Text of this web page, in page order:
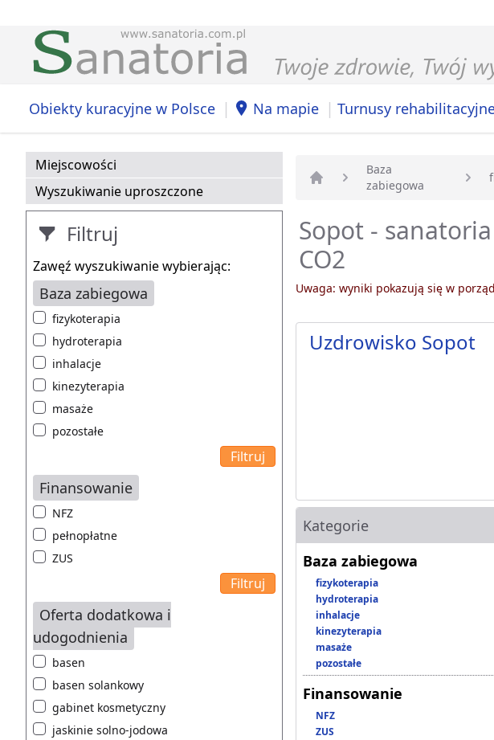
Obiekty kuracyjne w Polsce | Na mapie | Turnusy
Miejscowości
Wyszukiwanie uproszczone
Filtruj
Zawęź wyszukiwanie wybierając:
Baza zabiegowa
fizykoterapia
hydroterapia
inhalacje
kinezyterapia
masaże
pozostałe
Finansowanie
NFZ
pełnopłatne
ZUS
Oferta dodatkowa i
udogodnienia
basen
basen solankowy
gabinet kosmetyczny
jaskinie solno-jodowa
Strona główna
Baza
zabiegowa
Sopot -
CO2
Uwaga: wyniki pokazują się w
Uzdrowisko Sopot
Kategorie
Baza zabiegowa
fizykoterapia
hydroterapia
inhalacje
kinezyterapia
masaże
pozostałe
Finansowanie
NFZ
ZUS